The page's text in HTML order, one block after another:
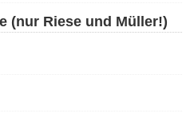
(nur Riese und Müller!)